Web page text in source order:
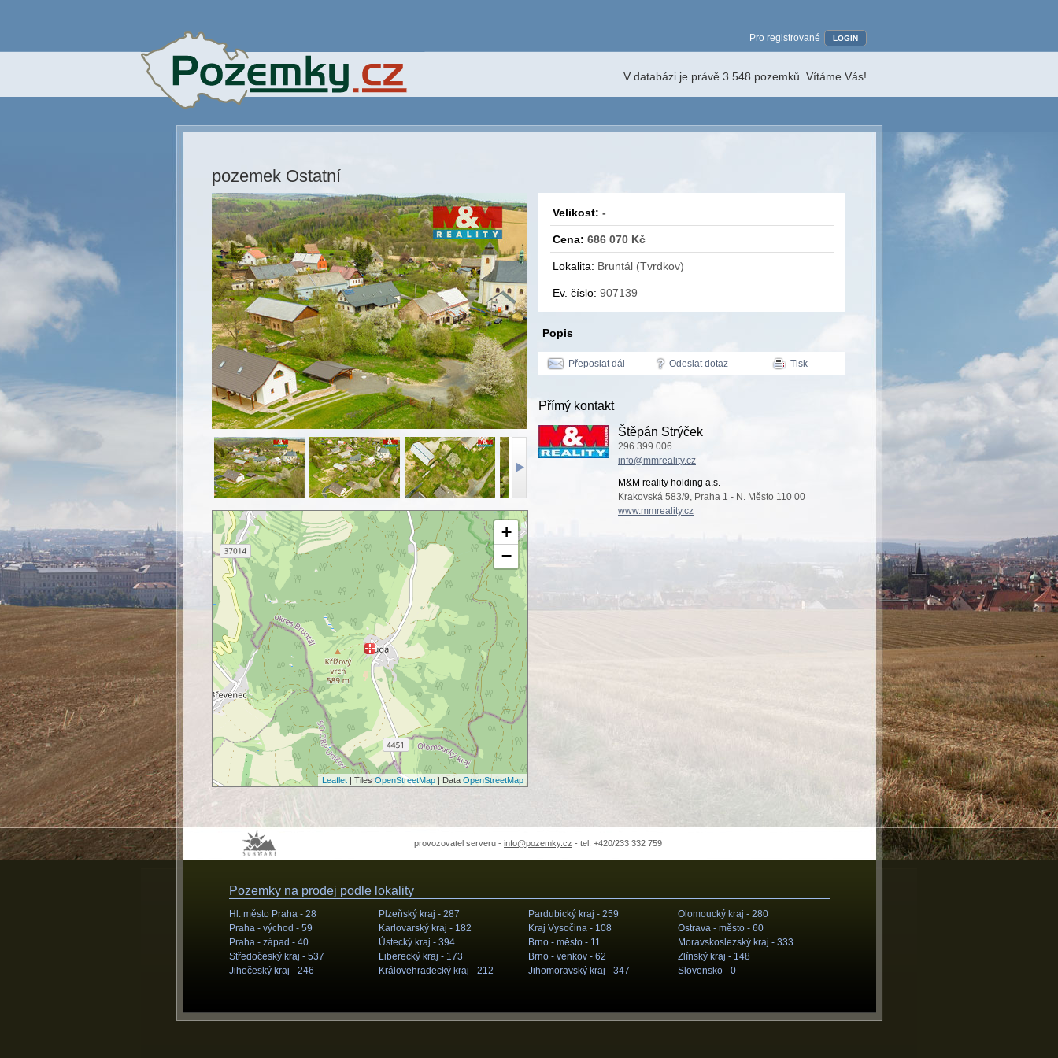
Pro registrované LOGIN
V databázi je právě 3 548 pozemků. Vítáme Vás!
pozemek Ostatní
+
−
Leaflet | Tiles OpenStreetMap | Data OpenStreetMap
Velikost: -
Cena: 686 070 Kč
Lokalita: Bruntál (Tvrdkov)
Ev. číslo: 907139
Popis
Přeposlat dál Odeslat dotaz Tisk
Přímý kontakt
Štěpán Strýček
296 399 006
info@mmreality.cz
M&M reality holding a.s.
Krakovská 583/9, Praha 1 - N. Město 110 00
www.mmreality.cz
provozovatel serveru - info@pozemky.cz - tel: +420/233 332 759
Pozemky na prodej podle lokality
Hl. město Praha - 28
Praha - východ - 59
Praha - západ - 40
Středočeský kraj - 537
Jihočeský kraj - 246
Plzeňský kraj - 287
Karlovarský kraj - 182
Ústecký kraj - 394
Liberecký kraj - 173
Královehradecký kraj - 212
Pardubický kraj - 259
Kraj Vysočina - 108
Brno - město - 11
Brno - venkov - 62
Jihomoravský kraj - 347
Olomoucký kraj - 280
Ostrava - město - 60
Moravskoslezský kraj - 333
Zlínský kraj - 148
Slovensko - 0